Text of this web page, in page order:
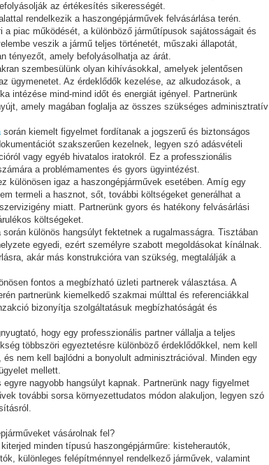
az értékesítés sikerességét.
rendelkezik a haszongépjárművek felvásárlása terén.
a piac működését, a különböző járműtípusok sajátosságait és
veszik a jármű teljes történetét, műszaki állapotát,
tényezőt, amely befolyásolhatja az árát.
szembesülünk olyan kihívásokkal, amelyek jelentősen
ügymenetet. Az érdeklődők kezelése, az alkudozások, a
intézése mind-mind időt és energiát igényel. Partnerünk
amely magában foglalja az összes szükséges adminisztratív
során kiemelt figyelmet fordítanak a jogszerű és biztonságos
szakszerűen kezelnek, legyen szó adásvételi
vagy egyéb hivatalos iratokról. Ez a professzionális
a problémamentes és gyors ügyintézést.
különösen igaz a haszongépjárművek esetében. Amíg egy
termeli a hasznot, sőt, további költségeket generálhat a
miatt. Partnerünk gyors és hatékony felvásárlási
költségeket.
különös hangsúlyt fektetnek a rugalmasságra. Tisztában
egyedi, ezért személyre szabott megoldásokat kínálnak.
akár más konstrukcióra van szükség, megtalálják a
fontos a megbízható üzleti partnerek választása. A
partnerünk kiemelkedő szakmai múlttal és referenciákkal
bizonyítja szolgáltatásuk megbízhatóságát és
hogy egy professzionális partner vállalja a teljes
többszöri egyeztetésre különböző érdeklődőkkel, nem kell
nem kell bajlódni a bonyolult adminisztrációval. Minden egy
mellett.
nagyobb hangsúlyt kapnak. Partnerünk nagy figyelmet
további sorsa környezettudatos módon alakuljon, legyen szó
vásárolnak fel?
minden típusú haszongépjárműre: kisteherautók,
különleges felépítménnyel rendelkező járművek, valamint